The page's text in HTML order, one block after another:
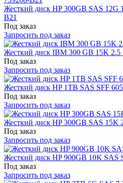
Жесткий диск HP 300GB SAS 12G
B21
Под заказ
Запросить под заказ
Жесткий диск IBM 300 GB 15K
Под заказ
Запросить под заказ
Жесткий диск HP 1TB SAS SFF
Под заказ
Запросить под заказ
Жесткий диск HP 300GB SAS 15K
Под заказ
Запросить под заказ
Жесткий диск HP 900GB 10K SAS
Под заказ
Запросить под заказ